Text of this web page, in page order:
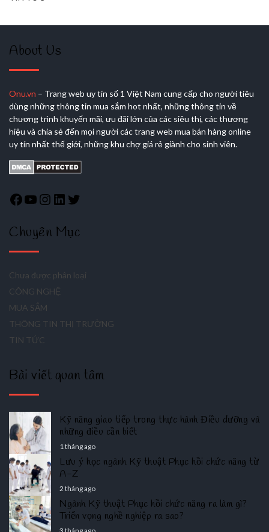
About Us
Onu.vn – Trang web uy tín số 1 Việt Nam cung cấp cho người tiêu
dùng những thông tin mua sắm hot nhất, những thông tin về
chương trình khuyến mãi, ưu đãi lớn của các siêu thị, các thương
hiệu và chia sẻ đến mọi người các trang web mua bán hàng online
uy tín nhất thế giới, những khu chợ giá rẻ giành cho sinh viên.
Chuyên Mục
Chưa được phân loại
CÔNG NGHỆ
MUA SẮM
THÔNG TIN THỊ TRƯỜNG
TIN TỨC
Bài viết quan tâm
Kỹ năng giao tiếp trong thực hành Điều dưỡng và
những điều cần biết
1 tháng ago
Lưu ý học ngành Kỹ thuật Phục hồi chức năng từ
A-Z
2 tháng ago
Ngành Kỹ thuật Phục hồi chức năng ra làm gì?
Triển vọng nghề nghiệp ra sao?